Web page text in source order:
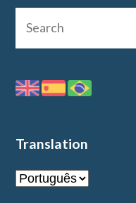
Translation